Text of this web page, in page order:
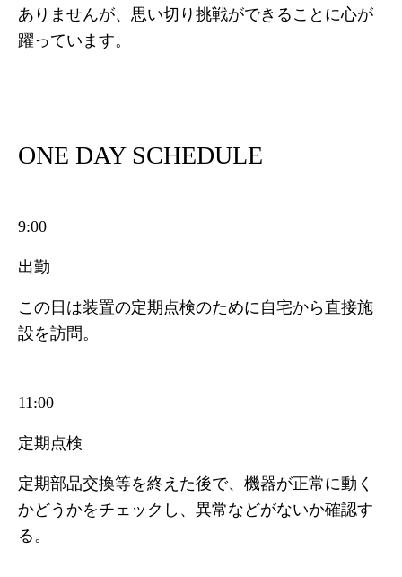
ありませんが、思い切り挑戦ができることに心が
躍っています。
ONE DAY SCHEDULE
9:00
出勤
この日は装置の定期点検のために自宅から直接施
設を訪問。
11:00
定期点検
定期部品交換等を終えた後で、機器が正常に動く
かどうかをチェックし、異常などがないか確認す
る。